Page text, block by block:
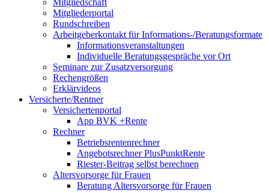
Mitgliedschaft
Mitgliederportal
Rundschreiben
Arbeitgeberkontakt für Informations-/Beratungsformate
Informationsveranstaltungen
Individuelle Beratungsgespräche vor Ort
Seminare zur Zusatzversorgung
Rechengrößen
Erklärvideos
Versicherte/Rentner
Versichertenportal
App BVK +Rente
Rechner
Betriebsrentenrechner
Angebotsrechner PlusPunktRente
Riester-Beitrag selbst berechnen
Altersvorsorge für Frauen
Beratung Altersvorsorge für Frauen